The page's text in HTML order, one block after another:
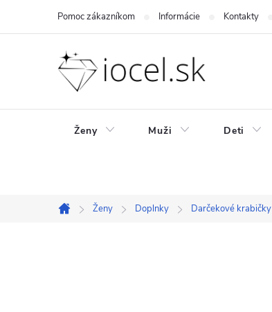
Pomoc zákazníkom Informácie Kontakty
Ženy Muži Deti
Domov
Ženy Doplnky Darčekové krabičky